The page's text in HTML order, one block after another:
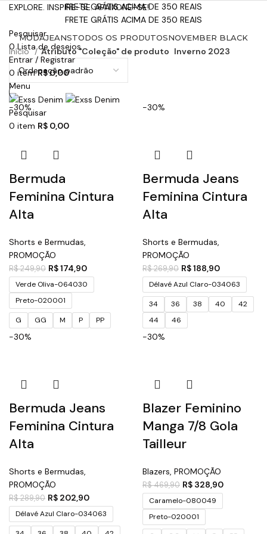
FRETE GRÁTIS ACIMA DE 350 REAIS
FRETE GRÁTIS ACIMA DE 350 REAIS
EXPLORE. INSPIRE-SE. APAIXONE-SE!
Pesquisar
0Lista de desejos
Entrar / Registrar
0 item R$0,00
Menu
Pesquisar
0 item R$ 0,00
MODAJEANSTODOS OS PRODUTOSNOVEMBER BLACK
Início Atributo "Coleção" de produto Inverno 2023
-30%
Bermuda
Feminina Cintura
Alta
Shorts e Bermudas,
PROMOÇÃO
R$249,90 R$174,90
Verde Oliva-064030
Preto-020001
G GG M P PP
-30%
Bermuda Jeans
Feminina Cintura
Alta
Shorts e Bermudas,
PROMOÇÃO
R$269,90 R$188,90
Délavé Azul Claro-034063
34 36 38 40
42
44
46
-30%
Bermuda Jeans
Feminina Cintura
Alta
Shorts e Bermudas,
PROMOÇÃO
R$289,90 R$ 202,90
Délavé Azul Claro-034063
-30%
Blazer Feminino
Manga 7/8 Gola
Tailleur
Blazers, PROMOÇÃO
R$469,90 R$ 328,90
Caramelo-080049
Preto-020001